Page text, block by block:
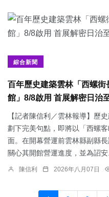
綜合新聞
百年歷史建築雲林「西螺
館」8/8啟用 首展解密日治
【記者陳信利／雲林報導】歷
劃下完美句點，即將以「西螺
面。在開幕營運前雲林縣副縣
關心其開館營運進度，並為詔安
陳信利 2026年八月07日